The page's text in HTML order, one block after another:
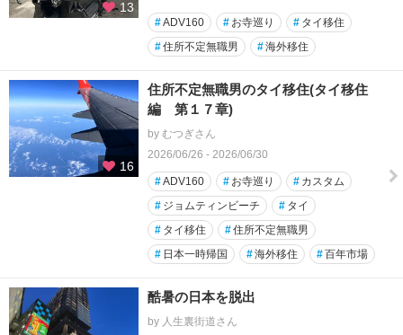
13
#ADV160 # お寺巡り # タイ移住
#住所不定無職男 #海外移住
16
住所不定無職男のタイ移住(タイ移住
編 第１７章)
by むつぎさん
2026/06/26 - 2026/06/30
#ADV160 # お寺巡り # カスタム
# ジョムティンビーチ # タイ
# タイ移住 #住所不定無職男
# 日本一時帰国 #海外移住 #百年市場
酷暑の日本を脱出
by 人生裏街道さん